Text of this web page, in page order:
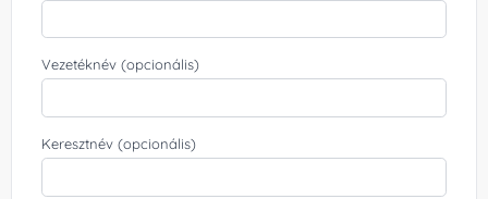
Vezetéknév (opcionális)
Keresztnév (opcionális)